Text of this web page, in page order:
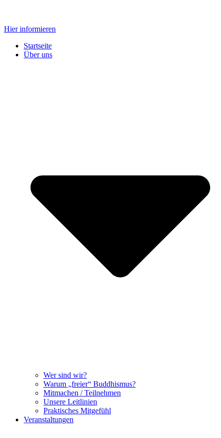
springen
Hier informieren
Startseite
Über uns
Wer sind wir?
Warum „freier“ Buddhismus?
Mitmachen / Teilnehmen
Unsere Leitlinien
Praktisches Mitgefühl
Veranstaltungen